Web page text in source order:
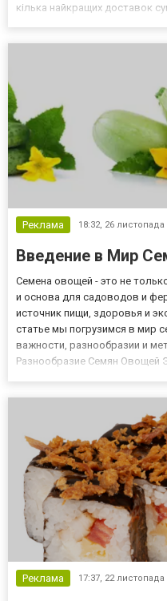
кілька найкращих доставок
Реклама 18:32, 26 листопада
Введение в Мир
Семена овощей - это не
и основа для садоводов и
источник пищи, здоровья и
статье мы погрузимся в мир
важности, разнообразии и
Разнообразие Семян Овощей
Реклама 17:37, 22 листопада